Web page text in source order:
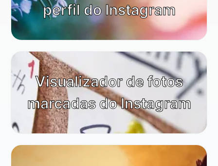
perfil do Instagram
Visualizador de fotos
marcadas do Instagram